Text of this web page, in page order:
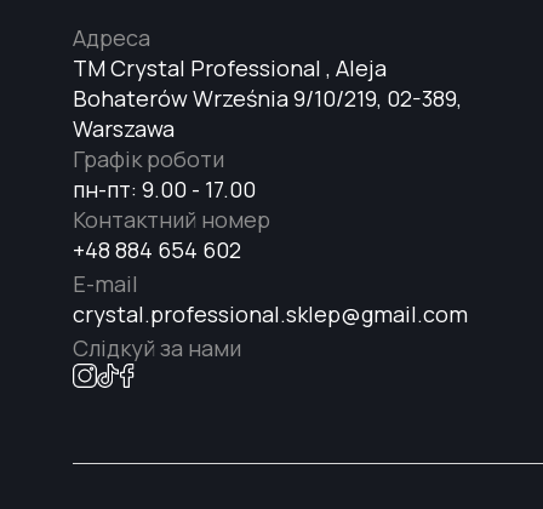
TM Crystal Professional , Aleja
Bohaterów Września 9/10/219, 02-389,
Warszawa
Адреса
пн-пт: 9.00 - 17.00
Графік роботи
+48 884 654 602
Контактний номер
crystal.professional.sklep@gmail.com
E-mail
Слідкуй за нами